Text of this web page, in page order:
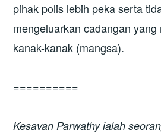
pihak polis lebih peka serta
mengeluarkan cadangan
kanak-kanak (mangsa).
==========
Kesavan Parwathyialah